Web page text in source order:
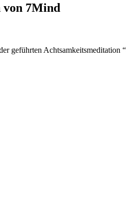
von 7Mind
geführten Achtsamkeitsmeditation